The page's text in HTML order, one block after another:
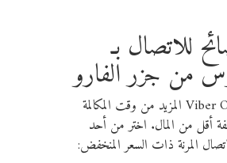
للاتصال بـ
من جزر الفارو
يمنحك Viber Out المزيد من وقت المكالمة
أقل من المال. اختر من أحد
المرنة ذات السعر المنخفض: